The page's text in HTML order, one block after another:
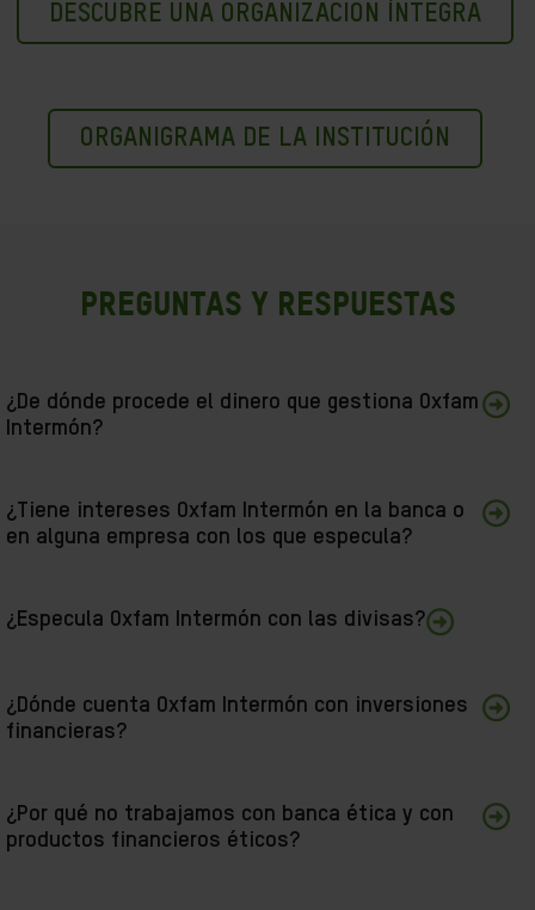
DESCUBRE UNA ORGANIZACIÓN ÍNTEGRA
ORGANIGRAMA DE LA INSTITUCIÓN
PREGUNTAS Y RESPUESTAS
¿De dónde procede el dinero que gestiona Oxfam
Intermón?
¿Tiene intereses Oxfam Intermón en la banca o
en alguna empresa con los que especula?
¿Especula Oxfam Intermón con las divisas?
¿Dónde cuenta Oxfam Intermón con inversiones
financieras?
¿Por qué no trabajamos con banca ética y con
productos financieros éticos?